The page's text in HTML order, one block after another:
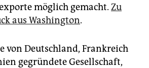
möglich gemacht. Zu
aus Washington.
von Deutschland, Frankreich
gegründete Gesellschaft,